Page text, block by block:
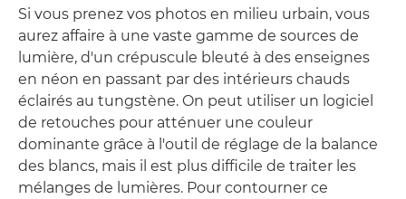
Si vous prenez vos photos en milieu urbain, vous
aurez affaire à une vaste gamme de sources de
lumière, d'un crépuscule bleuté à des enseignes
en néon en passant par des intérieurs chauds
éclairés au tungstène. On peut utiliser un logiciel
de retouches pour atténuer une couleur
dominante grâce à l'outil de réglage de la balance
des blancs, mais il est plus difficile de traiter les
mélanges de lumières. Pour contourner ce